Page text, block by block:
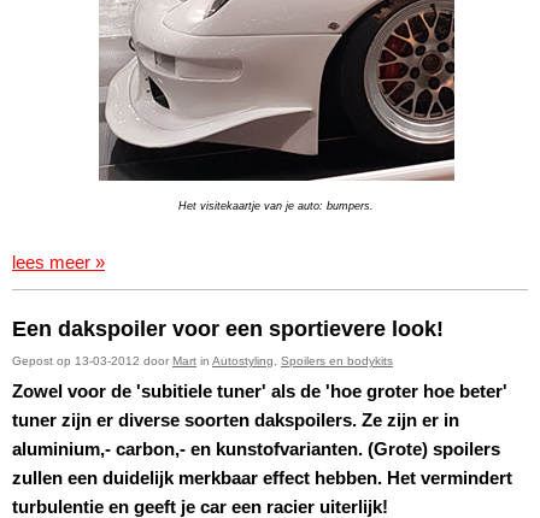
Het visitekaartje van je auto: bumpers.
lees meer »
Een dakspoiler voor een sportievere look!
Gepost op 13-03-2012 door Mart in Autostyling Spoilers en bodykits
Zowel voor de 'subitiele tuner' als de 'hoe groter hoe beter'
tuner zijn er diverse soorten dakspoilers. Ze zijn er in
aluminium,- carbon,- en kunstofvarianten. (Grote) spoilers
zullen een duidelijk merkbaar effect hebben. Het vermindert
turbulentie en geeft je car een racier uiterlijk!